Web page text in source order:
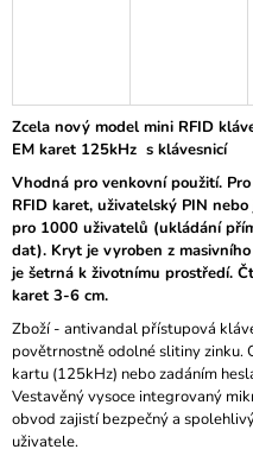
Zcela nový model mini RFID
EM karet 125kHz s klávesnicí
Vhodná pro venkovní použití.
RFID karet, uživatelský PIN
pro 1000 uživatelů (ukládání
dat). Kryt je vyroben z
je šetrná k životnímu prostředí.
karet 3-6 cm.
Zboží - antivandal přístupová
povětrnostně odolné slitiny zinku.
kartu (125kHz) nebo zadáním
Vestavěný vysoce integrovaný
obvod zajistí bezpečný a
uživatele.
O
R
Ú
Č
A
M
E
KAPACITNÁ
PRÍSTUPOVÁ
AUTONÓMNA
ČÍTAČKA
F6-
W,
WG26,